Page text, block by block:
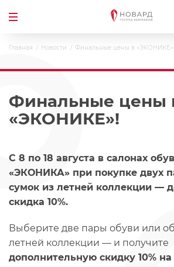
Главная Новости Финальные цены в «ЭКОНИКЕ»!
Финальные цены
«ЭКОНИКЕ»!
С 8 по 18 августа в салонах
«ЭКОНИКА» при покупке двух
сумок из летней коллекции —
скидка 10%.
Выберите две пары обуви или
летней коллекции — и получите
дополнительную скидку 10%